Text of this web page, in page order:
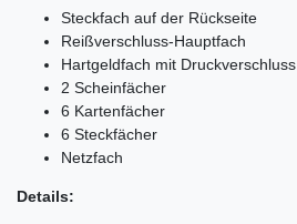
Steckfach auf der Rückseite
Reißverschluss-Hauptfach
Hartgeldfach mit Druckverschluss
2 Scheinfächer
6 Kartenfächer
6 Steckfächer
Netzfach
Details: